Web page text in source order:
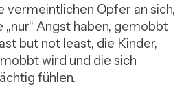
vermeintlichen Opfer an sich,
„nur“ Angst haben, gemobbt
but not least, die Kinder,
wird und die sich
fühlen.